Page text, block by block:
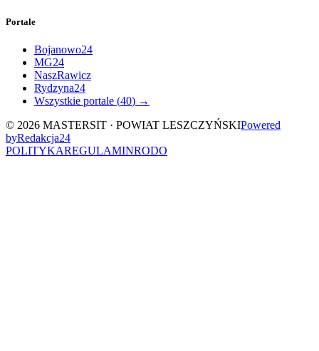
Portale
Bojanowo24
MG24
NaszRawicz
Rydzyna24
Wszystkie portale (40) →
© 2026 MASTERSIT · POWIAT LESZCZYŃSKIPowered
byRedakcja24
POLITYKAREGULAMINRODO